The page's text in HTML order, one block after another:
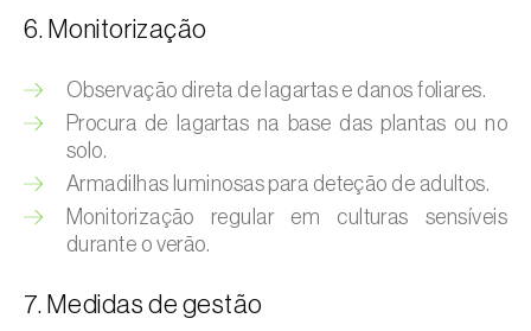
brassicae)
Borboleta-branca-pequena-da-couve
Pieris rapae)
Broca-africana-do-caule-do-milho
(
Busseola fusca)
Broca-do-chá (Euwallacea fornicatus, E.
Broca-do-colmo-da-cana-de-açúcar
6. Monitorização
Observação direta de lagartas e danos foliares.
Procura de lagartas na base das plantas ou no
solo.
Armadilhas luminosas para deteção de adultos.
Monitorização regular em culturas sensíveis
durante o verão.
7. Medidas de gestão